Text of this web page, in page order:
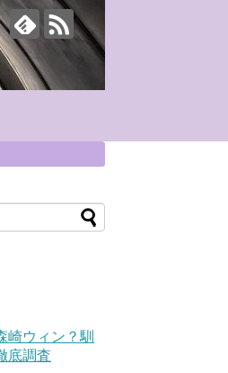
崎ウィン？馴
底調査